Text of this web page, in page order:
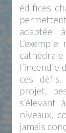
édifices
adaptée
l’incendie
ces défis.
projet,
niveaux,
jamais